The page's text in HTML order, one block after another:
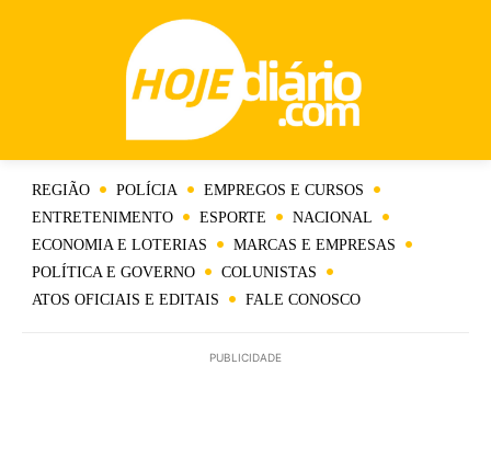
REGIÃO POLÍCIA
EMPREGOS E CURSOS
ENTRETENIMENTO
ESPORTE
NACIONAL
ECONOMIA E LOTERIAS
MARCAS E EMPRESAS
POLÍTICA E GOVERNO
COLUNISTAS
ATOS OFICIAIS E EDITAIS
FALE CONOSCO
PUBLICIDADE